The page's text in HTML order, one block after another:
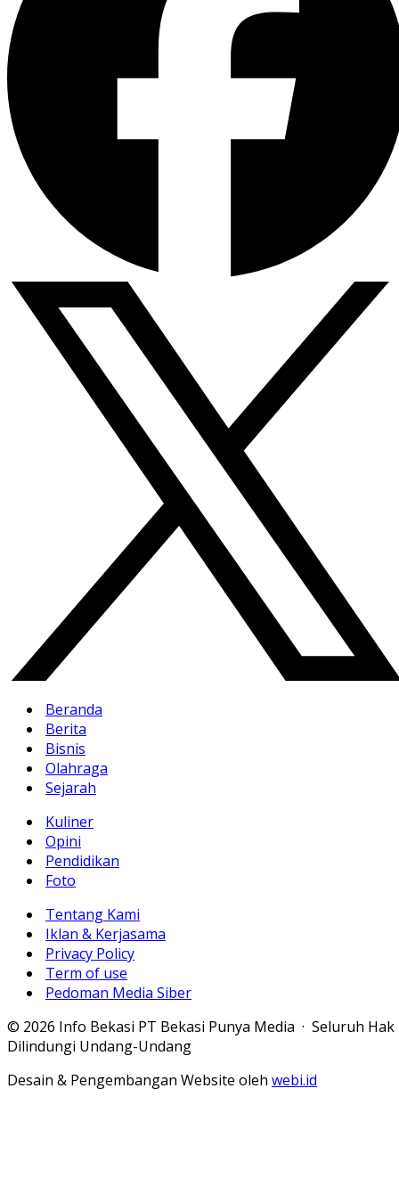
Beranda
Berita
Bisnis
Olahraga
Sejarah
Kuliner
Opini
Pendidikan
Foto
Tentang Kami
Iklan & Kerjasama
Privacy Policy
Term of use
Pedoman Media Siber
© 2026 Info Bekasi PT Bekasi Punya Media · Seluruh Hak
Dilindungi Undang-Undang
Desain & Pengembangan Website oleh webi.id